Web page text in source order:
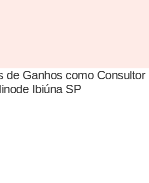
de Ganhos como Consultor
Ibiúna SP